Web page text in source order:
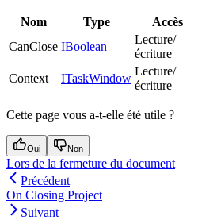
Nom Type Accès
CanClose IBoolean
Lecture/
écriture
Context
ITaskWindow
Lecture/
écriture
Cette page vous a-t-elle été utile ?
Oui Non
Lors de la fermeture du document
Précédent
On Closing Project
Suivant